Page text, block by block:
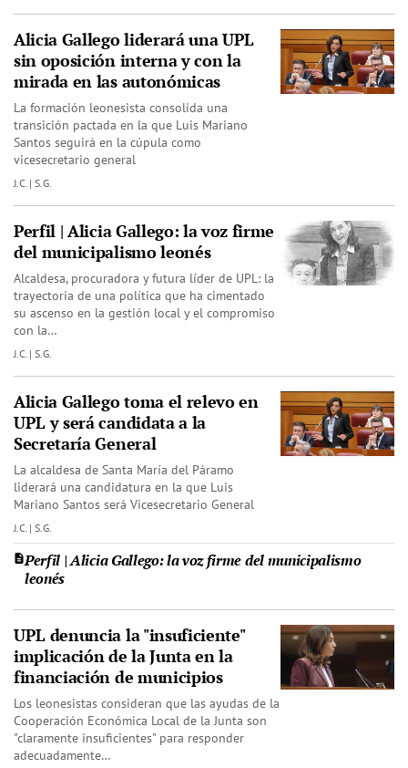
Alicia Gallego liderará una UPL
sin oposición interna y con la
mirada en las autonómicas
La formación leonesista consolida una
transición pactada en la que Luis Mariano
Santos seguirá en la cúpula como
vicesecretario general
J.C. | S.G.
Perfil | Alicia Gallego: la voz firme
del municipalismo leonés
Alcaldesa, procuradora y futura líder de UPL: la
trayectoria de una política que ha cimentado
su ascenso en la gestión local y el compromiso
con la…
J.C. | S.G.
Alicia Gallego toma el relevo en
UPL y será candidata a la
Secretaría General
La alcaldesa de Santa María del Páramo
liderará una candidatura en la que Luis
Mariano Santos será Vicesecretario General
J.C. | S.G.
Perfil | Alicia Gallego: la voz firme del municipalismo
leonés
UPL denuncia la "insuficiente"
implicación de la Junta en la
financiación de municipios
Los leonesistas consideran que las ayudas de la
Cooperación Económica Local de la Junta son
"claramente insuficientes" para responder
adecuadamente…